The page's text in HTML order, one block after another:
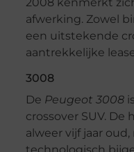
afwerking. Zowel
een uitstekende
aantrekkelijke
3008
De Peugeot 3008
crossover SUV. De
alweer vijf jaar